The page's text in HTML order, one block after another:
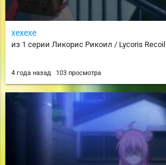
хехехе
из 1 серии Ликорис Рикоил / Lycoris Recoil
4 года назад 103 просмотра